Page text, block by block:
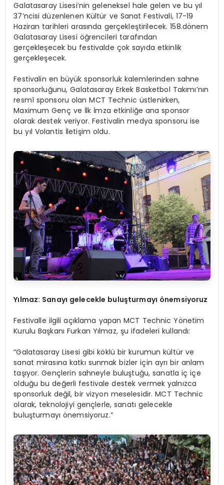
Galatasaray Lisesi’nin geleneksel hale gelen ve bu yıl
37’ncisi düzenlenen Kültür ve Sanat Festivali, 17-19
Haziran tarihleri arasında gerçekleştirilecek. 158.dönem
Galatasaray Lisesi öğrencileri tarafından
gerçekleşecek bu festivalde çok sayıda etkinlik
gerçekleşecek.
Festivalin en büyük sponsorluk kalemlerinden sahne
sponsorluğunu, Galatasaray Erkek Basketbol Takımı’nın
resmî sponsoru olan MCT Technic üstlenirken,
Maximum Genç ve İlk İmza etkinliğe ana sponsor
olarak destek veriyor. Festivalin medya sponsoru ise
bu yıl Volantis İletişim oldu.
Yılmaz: Sanayı gelecekle buluşturmayı önemsiyoruz
Festivalle ilgili açıklama yapan MCT Technic Yönetim
Kurulu Başkanı Furkan Yılmaz, şu ifadeleri kullandı:
“Galatasaray Lisesi gibi köklü bir kurumun kültür ve
sanat mirasına katkı sunmak bizler için ayrı bir anlam
taşıyor. Gençlerin sahneyle buluştuğu, sanatla iç içe
olduğu bu değerli festivale destek vermek yalnızca
sponsorluk değil, bir vizyon meselesidir. MCT Technic
olarak, teknolojiyi gençlerle, sanatı gelecekle
buluşturmayı önemsiyoruz.”